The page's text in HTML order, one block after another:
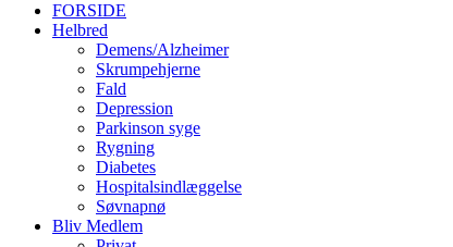
FORSIDE
Helbred
Demens/Alzheimer
Skrumpehjerne
Fald
Depression
Parkinson syge
Rygning
Diabetes
Hospitalsindlæggelse
Søvnapnø
Bliv Medlem